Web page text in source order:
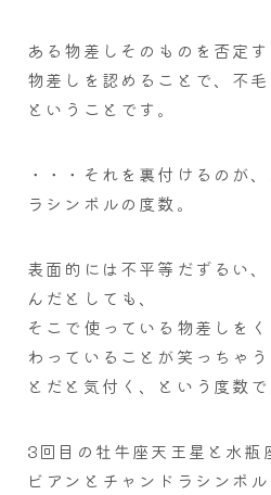
ある物差しそのものを否定
物差しを認めることで、不
ということです。
・・・それを裏付けるのが
ラシンボルの度数。
表面的には不平等だずるい
んだとしても、
そこで使っている物差しを
わっていることが笑っちゃ
とだと気付く、という度数で
3回目の牡牛座天王星と水瓶
ビアンとチャンドラシンボル